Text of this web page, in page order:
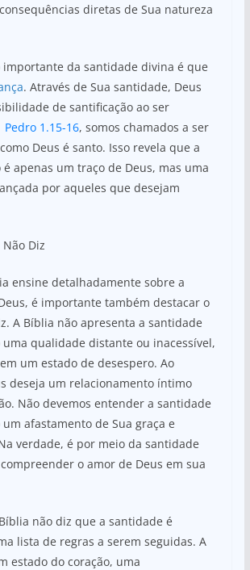
diretas de Sua natureza
importante da santidade divina é que
. Através de Sua santidade, Deus
de santificação ao ser
Pedro 1.15-16, somos chamados a ser
Deus é santo. Isso revela que a
apenas um traço de Deus, mas uma
por aqueles que desejam
Diz
ensine detalhadamente sobre a
é importante também destacar o
A Bíblia não apresenta a santidade
uma qualidade distante ou inacessível,
um estado de desespero. Ao
deseja um relacionamento íntimo
Não devemos entender a santidade
afastamento de Sua graça e
verdade, é por meio da santidade
o amor de Deus em sua
não diz que a santidade é
lista de regras a serem seguidas. A
estado do coração, uma